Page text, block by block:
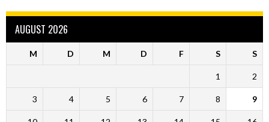
AUGUST 2026
M D M D F S S
1 2
3 4 5 6 7 8 9